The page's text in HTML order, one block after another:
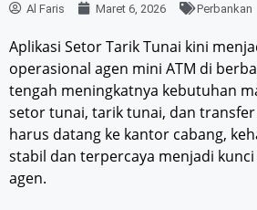
Al Faris Maret 6, 2026 Perbankan
Aplikasi Setor Tarik Tunai kini
operasional agen mini ATM di
tengah meningkatnya kebutuhan
setor tunai, tarik tunai, dan
harus datang ke kantor cabang,
stabil dan terpercaya menjadi
agen.